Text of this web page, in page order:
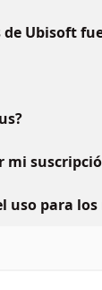
Ubisoft
mi
uso para los